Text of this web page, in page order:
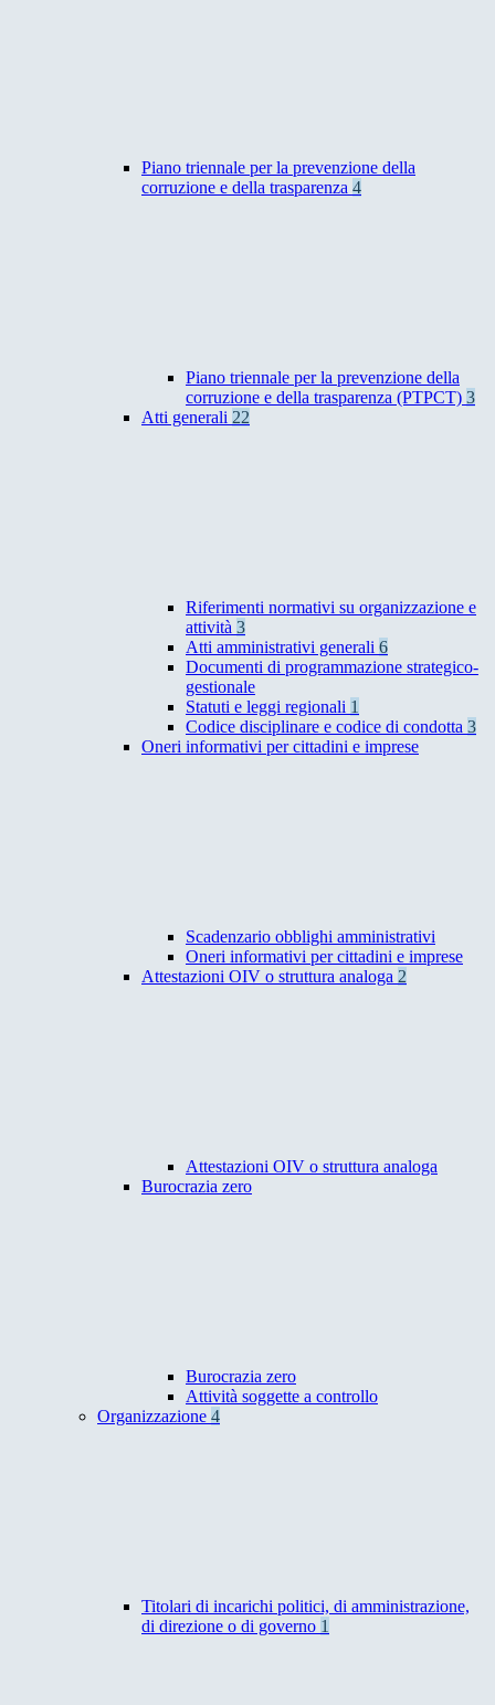
Piano triennale per la prevenzione della
corruzione e della trasparenza 4
Piano triennale per la prevenzione della
corruzione e della trasparenza (PTPCT) 3
Atti generali 22
Riferimenti normativi su organizzazione e
attività 3
Atti amministrativi generali 6
Documenti di programmazione strategico-
gestionale
Statuti e leggi regionali 1
Codice disciplinare e codice di condotta 3
Oneri informativi per cittadini e imprese
Scadenzario obblighi amministrativi
Oneri informativi per cittadini e imprese
Attestazioni OIV o struttura analoga 2
Attestazioni OIV o struttura analoga
Burocrazia zero
Burocrazia zero
Attività soggette a controllo
Organizzazione 4
Titolari di incarichi politici, di amministrazione,
di direzione o di governo 1